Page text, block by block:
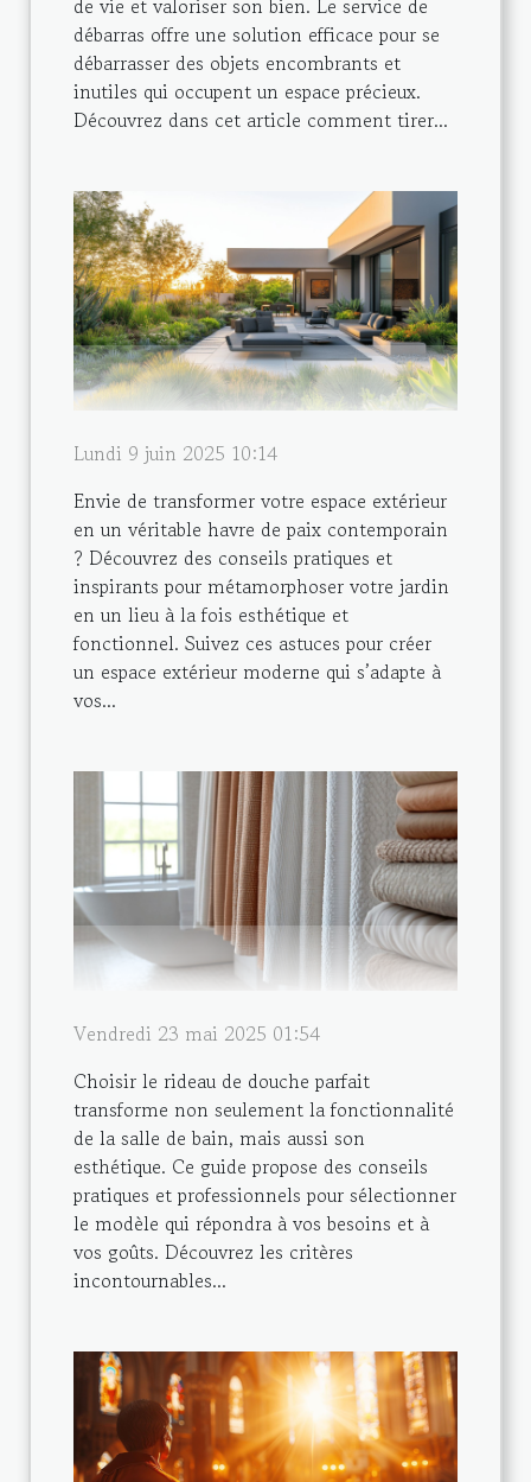
de vie et valoriser son bien. Le service de
débarras offre une solution efficace pour se
débarrasser des objets encombrants et
inutiles qui occupent un espace précieux.
Découvrez dans cet article comment tirer...
Lundi 9 juin 2025 10:14
Envie de transformer votre espace extérieur
en un véritable havre de paix contemporain
? Découvrez des conseils pratiques et
inspirants pour métamorphoser votre jardin
en un lieu à la fois esthétique et
fonctionnel. Suivez ces astuces pour créer
un espace extérieur moderne qui s’adapte à
vos...
Vendredi 23 mai 2025 01:54
Choisir le rideau de douche parfait
transforme non seulement la fonctionnalité
de la salle de bain, mais aussi son
esthétique. Ce guide propose des conseils
pratiques et professionnels pour sélectionner
le modèle qui répondra à vos besoins et à
vos goûts. Découvrez les critères
incontournables...